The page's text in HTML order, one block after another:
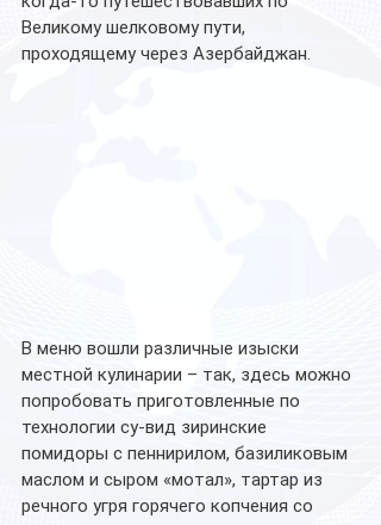
Великому шелковому пути,
проходящему через Азербайджан.
В меню вошли различные изыски
местной кулинарии – так, здесь можно
попробовать приготовленные по
технологии су-вид зиринские
помидоры с пеннирилом, базиликовым
маслом и сыром «мотал», тартар из
речного угря горячего копчения со